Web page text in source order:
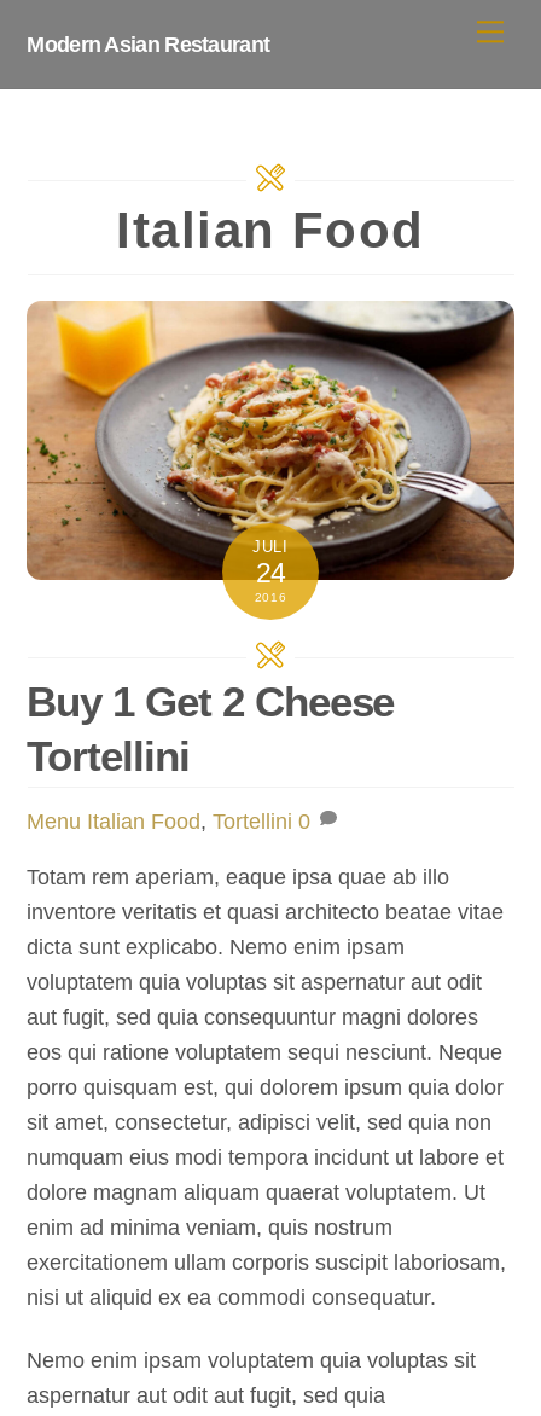
content
Modern Asian Restaurant
Italian Food
JULI
24
2016
Buy 1 Get 2 Cheese
Tortellini
Menu Italian Food,Tortellini 0
Totam rem aperiam, eaque ipsa quae ab illo
inventore veritatis et quasi architecto beatae vitae
dicta sunt explicabo. Nemo enim ipsam
voluptatem quia voluptas sit aspernatur aut odit
aut fugit, sed quia consequuntur magni dolores
eos qui ratione voluptatem sequi nesciunt. Neque
porro quisquam est, qui dolorem ipsum quia dolor
sit amet, consectetur, adipisci velit, sed quia non
numquam eius modi tempora incidunt ut labore et
dolore magnam aliquam quaerat voluptatem. Ut
enim ad minima veniam, quis nostrum
exercitationem ullam corporis suscipit laboriosam,
nisi ut aliquid ex ea commodi consequatur.
Nemo enim ipsam voluptatem quia voluptas sit
aspernatur aut odit aut fugit, sed quia